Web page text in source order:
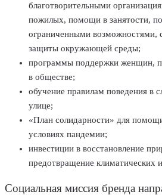
благотворительными
пожилых, помощи в занятости,
ограниченными возможностями,
защиты окружающей среды;
программы поддержки женщин,
в обществе;
обучение правилам поведения в
улице;
«План солидарности» для
условиях пандемии;
инвестиции в восстановление
предотвращение климатических
Социальная миссия бренда